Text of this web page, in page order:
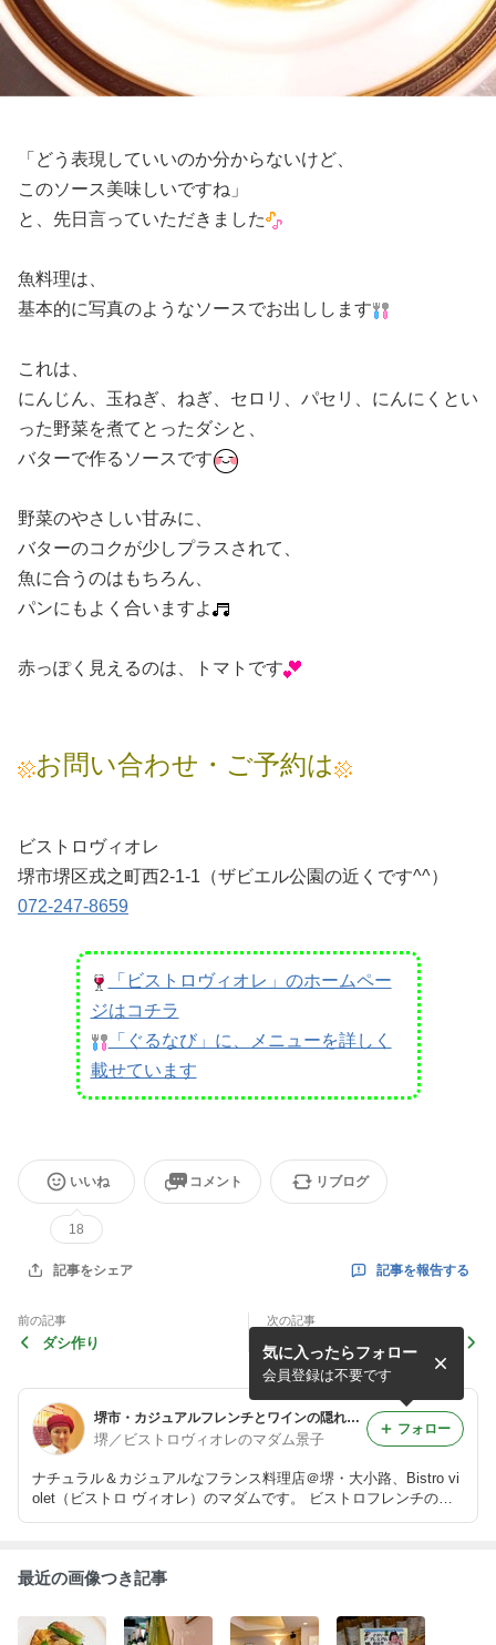
「どう表現していいのか分からないけど、
このソース美味しいですね」
と、先日言っていただきました
魚料理は、
基本的に写真のようなソースでお出しします
これは、
にんじん、玉ねぎ、ねぎ、セロリ、パセリ、にんにくとい
った野菜を煮てとったダシと、
バターで作るソースです
野菜のやさしい甘みに、
バターのコクが少しプラスされて、
魚に合うのはもちろん、
パンにもよく合いますよ
赤っぽく見えるのは、トマトです
お問い合わせ・ご予約は
ビストロヴィオレ
堺市堺区戎之町西2-1-1（ザビエル公園の近くです^^）
072-247-8659
「ビストロヴィオレ」のホームペー
ジはコチラ
「ぐるなび」に、メニューを詳しく
載せています
いいね
18
コメント リブログ
記事をシェア 記事を報告する
前の記事
ダシ作り
次の記事
堺市・カジュアルフレンチとワインの隠れ家・ビストロヴィオレより。
堺／ビストロヴィオレのマダム景子
ナチュラル＆カジュアルなフランス料理店＠堺・大小路、Bistro vi
olet（ビストロ ヴィオレ）のマダムです。 ビストロフレンチの料
理のこと、フランスワインのこと、そして時々マラソンのこと。
気に入ったらフォロー
会員登録は不要です
フォロー
最近の画像つき記事